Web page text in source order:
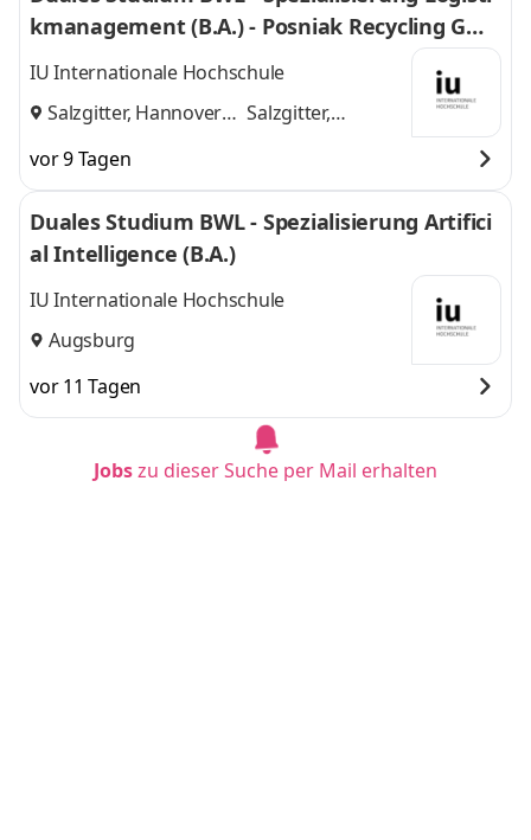
kmanagement (B.A.) - Posniak Recycling Gmb
H
IU Internationale Hochschule
Salzgitter, Hannover
Salzgitter,
vor 9 Tagen
Duales Studium BWL - Spezialisierung Artifici
al Intelligence (B.A.)
IU Internationale Hochschule
Augsburg
vor 11 Tagen
Jobszu dieser Suche per Mail erhalten